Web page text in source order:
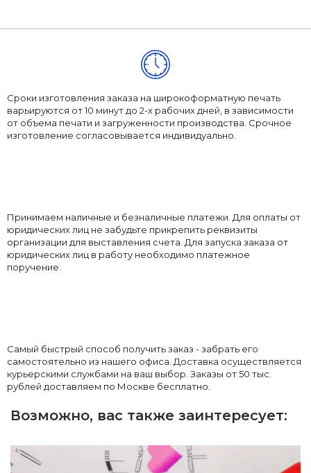
Сроки изготовления заказа на широкоформатную печать
варьируются от 10 минут до 2-х рабочих дней, в зависимости
от объема печати и загруженности производства. Срочное
изготовление согласовывается индивидуально.
Принимаем наличные и безналичные платежи. Для оплаты от
юридических лиц не забудьте прикрепить реквизиты
организации для выставления счета. Для запуска заказа от
юридических лиц в работу необходимо платежное
поручение.
Самый быстрый способ получить заказ - забрать его
самостоятельно из нашего офиса. Доставка осуществляется
курьерскими службами на ваш выбор. Заказы от 50 тыс.
рублей доставляем по Москве бесплатно.
Возможно, вас также заинтересует: